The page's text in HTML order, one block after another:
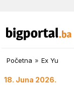
Početna » Ex Yu
18. Juna 2026.